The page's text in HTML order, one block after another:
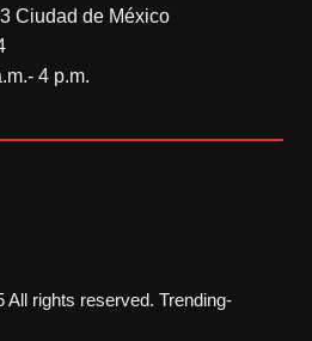
Ciudad de México
4 p.m.
rights reserved. Trending-